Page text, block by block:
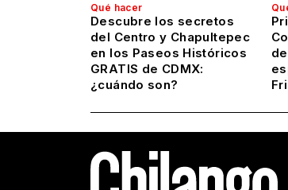
Qué hacer
Descubre los secretos
del Centro y Chapultepec
en los Paseos Históricos
GRATIS de CDMX:
¿cuándo son?